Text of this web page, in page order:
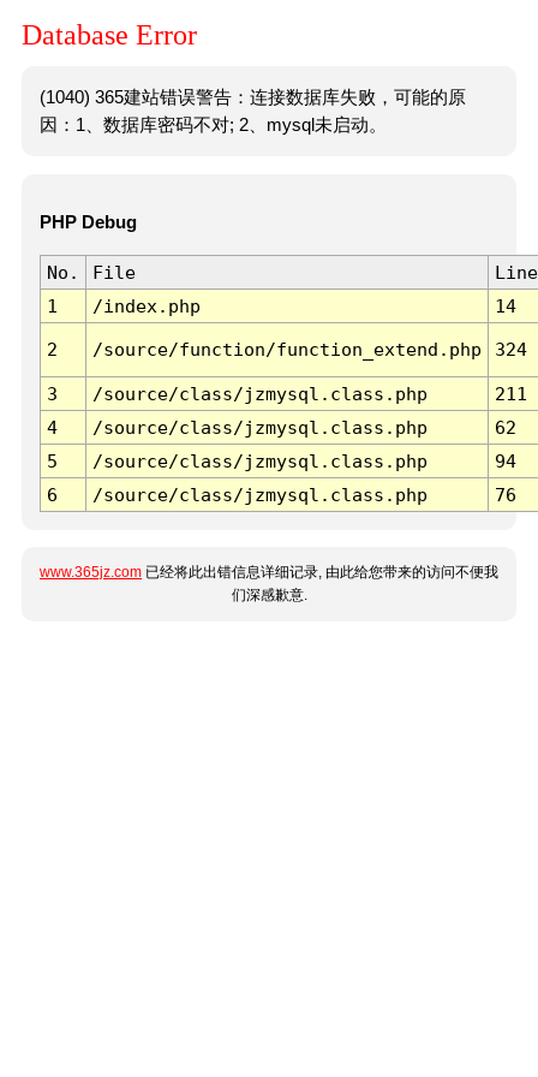
Database Error
(1040) 365建站错误警告：连接数据库失败，可能的原
因：1、数据库密码不对; 2、mysql未启动。
PHP Debug
No. File
Line
1
/index.php 14
2 /source/function/function_extend.php 324
3 /source/class/jzmysql.class.php
211
4
/source/class/jzmysql.class.php
62
5
/source/class/jzmysql.class.php
94
6
/source/class/jzmysql.class.php 76
www.365jz.com 已经将此出错信息详细记录, 由此给您带来的访问不便我
们深感歉意.